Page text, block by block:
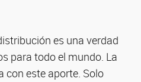
es una verdad
para todo el mundo. La
con este aporte. Solo